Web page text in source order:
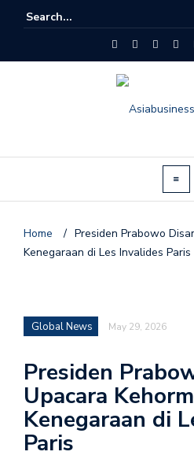
Home / Presiden Prabowo
Kenegaraan di Les Invalides Paris
Global News May 29, 2026
Presiden
Upacara
Kenegaraan di
Paris